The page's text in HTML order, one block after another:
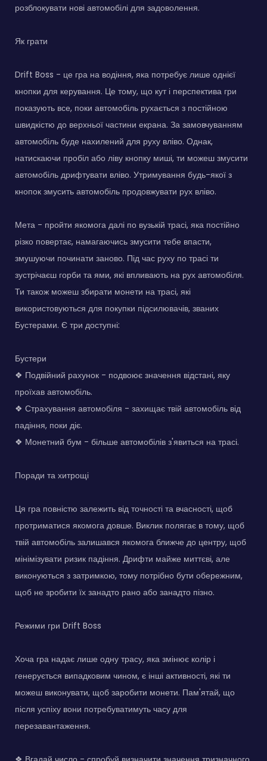
розблокувати нові автомобілі для задоволення.
Як грати
Drift Boss - це гра на водіння, яка потребує лише однієї
кнопки для керування. Це тому, що кут і перспектива гри
показують все, поки автомобіль рухається з постійною
швидкістю до верхньої частини екрана. За замовчуванням
автомобіль буде нахилений для руху вліво. Однак,
натискаючи пробіл або ліву кнопку миші, ти можеш змусити
автомобіль дрифтувати вліво. Утримування будь-якої з
кнопок змусить автомобіль продовжувати рух вліво.
Мета - пройти якомога далі по вузькій трасі, яка постійно
різко повертає, намагаючись змусити тебе впасти,
змушуючи починати заново. Під час руху по трасі ти
зустрічаєш горби та ями, які впливають на рух автомобіля.
Ти також можеш збирати монети на трасі, які
використовуються для покупки підсилювачів, званих
Бустерами. Є три доступні:
Бустери
❖ Подвійний рахунок - подвоює значення відстані, яку
проїхав автомобіль.
❖ Страхування автомобіля - захищає твій автомобіль від
падіння, поки діє.
❖ Монетний бум - більше автомобілів з'явиться на трасі.
Поради та хитрощі
Ця гра повністю залежить від точності та вчасності, щоб
протриматися якомога довше. Виклик полягає в тому, щоб
твій автомобіль залишався якомога ближче до центру, щоб
мінімізувати ризик падіння. Дрифти майже миттєві, але
виконуються з затримкою, тому потрібно бути обережним,
щоб не зробити їх занадто рано або занадто пізно.
Режими гри Drift Boss
Хоча гра надає лише одну трасу, яка змінює колір і
генерується випадковим чином, є інші активності, які ти
можеш виконувати, щоб заробити монети. Пам'ятай, що
після успіху вони потребуватимуть часу для
перезавантаження.